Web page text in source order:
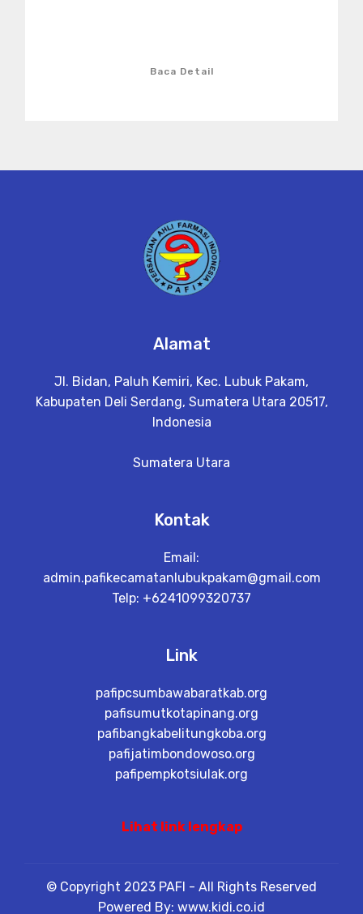
Baca Detail
Alamat
Jl. Bidan, Paluh Kemiri, Kec. Lubuk Pakam,
Kabupaten Deli Serdang, Sumatera Utara 20517,
Indonesia
Sumatera Utara
Kontak
Email:
admin.pafikecamatanlubukpakam@gmail.com
Telp: +6241099320737
Link
pafipcsumbawabaratkab.org
pafisumutkotapinang.org
pafibangkabelitungkoba.org
pafijatimbondowoso.org
pafipempkotsiulak.org
Lihat link lengkap
© Copyright 2023 PAFI - All Rights Reserved
Powered By: www.kidi.co.id